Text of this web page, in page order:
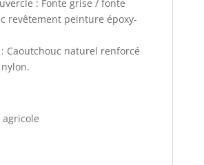
: Fonte grise / fonte
revêtement peinture époxy-
Caoutchouc naturel renforcé